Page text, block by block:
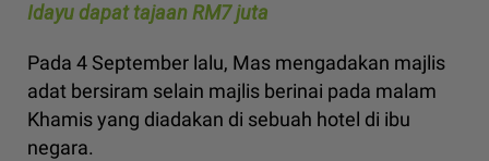
Idayu dapat tajaan RM7 juta
Pada 4 September lalu, Mas mengadakan majlis
adat bersiram selain majlis berinai pada malam
Khamis yang diadakan di sebuah hotel di ibu
negara.